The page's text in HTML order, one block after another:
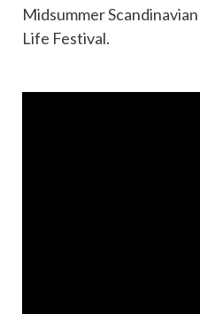
Midsummer
Life Festival.